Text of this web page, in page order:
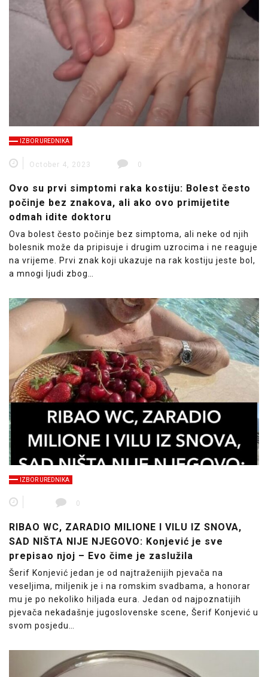
IZBOR UREDNIKA
October 4, 2023 0
Ovo su prvi simptomi raka kostiju: Bolest često
počinje bez znakova, ali ako ovo primijetite
odmah idite doktoru
Ova bolest često počinje bez simptoma, ali neke od njih
bolesnik može da pripisuje i drugim uzrocima i ne reaguje
na vrijeme. Prvi znak koji ukazuje na rak kostiju jeste bol,
a mnogi ljudi zbog…
IZBOR UREDNIKA
0
RIBAO WC, ZARADIO MILIONE I VILU IZ SNOVA,
SAD NIŠTA NIJE NJEGOVO: Konjević je sve
prepisao njoj – Evo čime je zaslužila
Šerif Konjević jedan je od najtraženijih pjevača na
veseljima, miljenik je i na romskim svadbama, a honorar
mu je po nekoliko hiljada eura. Jedan od najpoznatijih
pjevača nekadašnje jugoslovenske scene, Šerif Konjević u
svom posjedu…